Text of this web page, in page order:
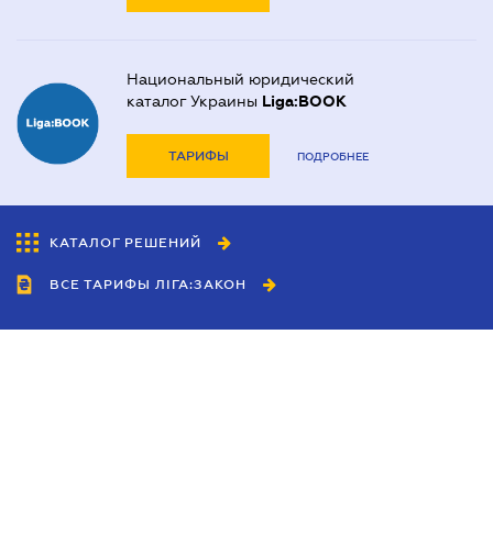
Национальный юридический
каталог Украины Liga:BOOK
ТАРИФЫ ПОДРОБНЕЕ
КАТАЛОГ РЕШЕНИЙ
ВСЕ ТАРИФЫ ЛІГА:ЗАКОН